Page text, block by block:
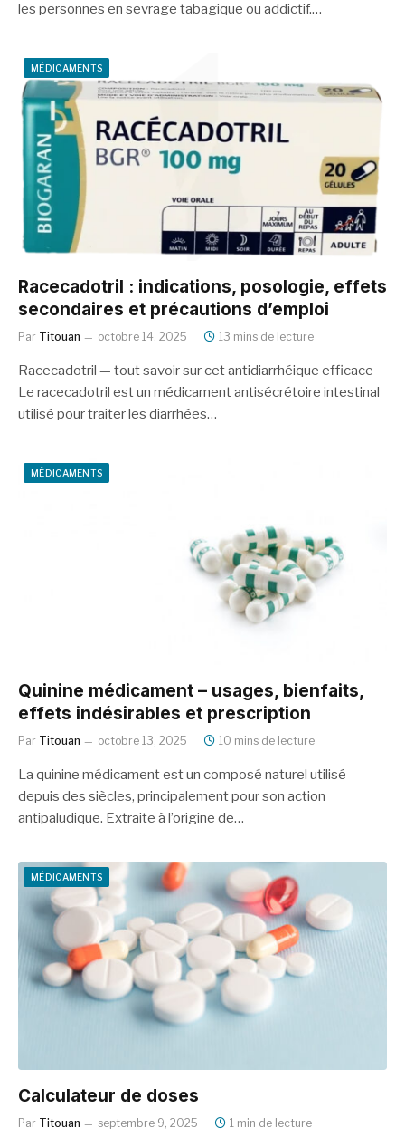
les personnes en sevrage tabagique ou addictif.…
MÉDICAMENTS
Racecadotril : indications, posologie, effets
secondaires et précautions d’emploi
Par Titouan octobre 14, 2025 13 mins de lecture
Racecadotril — tout savoir sur cet antidiarrhéique efficace
Le racecadotril est un médicament antisécrétoire intestinal
utilisé pour traiter les diarrhées…
MÉDICAMENTS
Quinine médicament – usages, bienfaits,
effets indésirables et prescription
Par Titouan octobre 13, 2025 10 mins de lecture
La quinine médicament est un composé naturel utilisé
depuis des siècles, principalement pour son action
antipaludique. Extraite à l’origine de…
MÉDICAMENTS
Calculateur de doses
Par Titouan septembre 9, 2025 1 min de lecture